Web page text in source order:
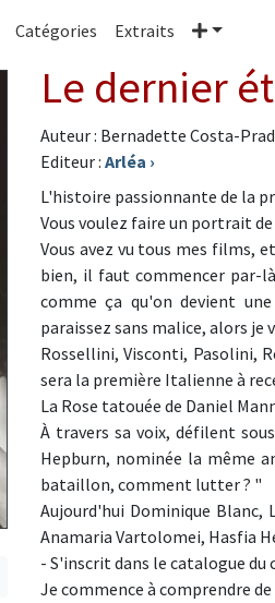
Catégories Extraits Plus
Le dernier
Auteur : Bernadette Costa-
Editeur : Arléa ›
L'histoire passionnante de la
Vous voulez faire un portrait
Vous avez vu tous mes films,
bien, il faut commencer par-
comme ça qu'on devient
paraissez sans malice, alors je
Rossellini, Visconti, Pasolini,
sera la première Italienne à
La Rose tatouée de Daniel
À travers sa voix, défilent
Hepburn, nominée la même
bataillon, comment lutter ? "
Aujourd'hui Dominique Blanc,
Anamaria Vartolomei, Hasfia
- S'inscrit dans le catalogue du
Je commence à comprendre